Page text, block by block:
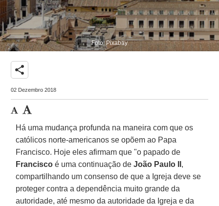
Foto: Pixabay
share
02 Dezembro 2018
Há uma mudança profunda na maneira com que os
católicos norte-americanos se opõem ao Papa
Francisco. Hoje eles afirmam que "o papado de
Francisco é uma continuação deJoão Paulo II ,
compartilhando um consenso de que a Igreja deve se
proteger contra a dependência muito grande da
autoridade, até mesmo da autoridade da Igreja e da